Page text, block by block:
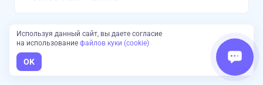
Номер телефона
Используя данный сайт, вы даете согласие
на использование файлов куки (cookie)
OK